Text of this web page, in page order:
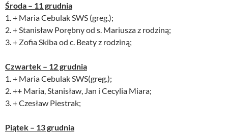
Środa – 11 grudnia
1. + Maria Cebulak SWS (greg.);
2. + Stanisław Porębny od s. Mariusza z rodziną;
3. + Zofia Skiba od c. Beaty z rodziną;
Czwartek – 12 grudnia
1. + Maria Cebulak SWS(greg.);
2. ++ Maria, Stanisław, Jan i Cecylia Miara;
3. + Czesław Piestrak;
Piątek – 13 grudnia